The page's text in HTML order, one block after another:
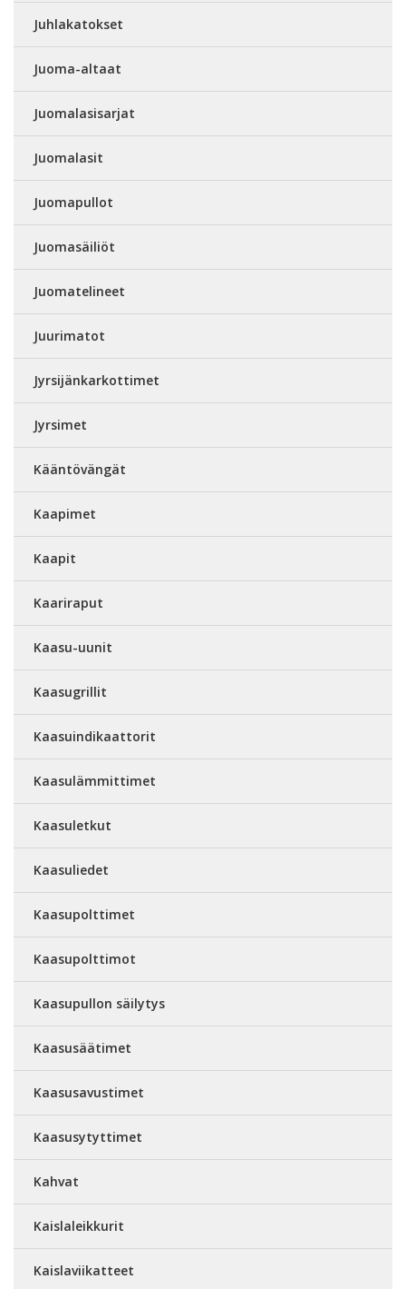
Juhlakatokset
Juoma-altaat
Juomalasisarjat
Juomalasit
Juomapullot
Juomasäiliöt
Juomatelineet
Juurimatot
Jyrsijänkarkottimet
Jyrsimet
Kääntövängät
Kaapimet
Kaapit
Kaariraput
Kaasu-uunit
Kaasugrillit
Kaasuindikaattorit
Kaasulämmittimet
Kaasuletkut
Kaasuliedet
Kaasupolttimet
Kaasupolttimot
Kaasupullon säilytys
Kaasusäätimet
Kaasusavustimet
Kaasusytyttimet
Kahvat
Kaislaleikkurit
Kaislaviikatteet